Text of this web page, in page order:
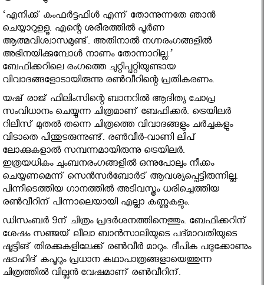
‘എനിക്ക് കംഫര്‍ട്ടഫിള്‍ എന്ന് തോന്നുന്നതേ ഞാന്‍
ചെയ്യാറുളളൂ. എന്റെ ശരീരത്തില്‍ പൂര്‍ണ
ആത്മവിശ്വാസമുണ്ട്. അതിനാല്‍ നഗ്നരംഗങ്ങളില്‍
അഭിനയിക്കുമ്പോള്‍ നാണം തോന്നാറില്ല.’
ബേഫിക്കറിലെ രംഗത്തെ ചുറ്റിപ്പറ്റിയുണ്ടായ
വിവാദങ്ങളോടായിരുന്നു രണ്‍വീറിന്റെ പ്രതികരണം.
യഷ് രാജ് ഫിലിംസിന്റെ ബാനറില്‍ ആദിത്യ ചോപ്ര
സംവിധാനം ചെയ്യുന്ന ചിത്രമാണ് ബേഫിക്കര്‍. ട്രെയിലര്‍
റിലീസ് മുതല്‍ തന്നെ ചിത്രത്തെ വിവാദങ്ങളും ചര്‍ച്ചകളും
വിടാതെ പിന്തുടരുന്നുണ്ട്. രണ്‍വീര്‍-വാണി ലിപ്
ലോക്കുകളാല്‍ സമ്പന്നമായിരുന്നു ട്രെയിലര്‍.
ഇത്രയധികം ചുംബനരംഗങ്ങളില്‍ ഒന്നുപോലും നീക്കം
ചെയ്യണമെന്ന് സെന്‍സര്‍ബോര്‍ട് ആവശ്യപ്പെട്ടിരുന്നില്ല.
പിന്നീടെത്തിയ ഗാനത്തില്‍ അടിവസ്ത്രം ധരിച്ചെത്തിയ
രണ്‍വീറിന് പിന്നാലെയായി എല്ലാ കണ്ണുകളും.
ഡിസംബര്‍ 9ന് ചിത്രം പ്രദര്‍ശനത്തിനെത്തും. ബേഫിക്കറിന്
ശേഷം സഞ്ജയ് ലീലാ ബാന്‍സാലിയുടെ പദ്മാവതിയുടെ
ഷൂട്ടിങ് തിരക്കുകളിലേക്ക് രണ്‍വീര്‍ മാറും. ദീപിക പദുക്കോണും
ഷാഹിദ് കപൂറും പ്രധാന കഥാപാത്രങ്ങളായെത്തുന്ന
ചിത്രത്തില്‍ വില്ലന്‍ വേഷമാണ് രണ്‍വീറിന്.